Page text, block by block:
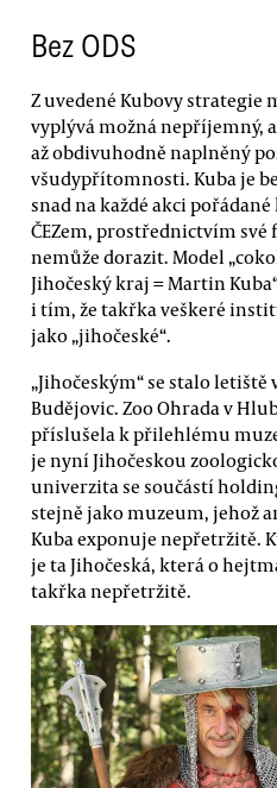
Bez ODS
Z uvedené Kubovy
vyplývá možná nepříjemný,
až obdivuhodně naplněný
všudypřítomnosti. Kuba je
snad na každé akci
ČEZem, prostřednictvím své
nemůže dorazit. Model
Jihočeský kraj = Martin
i tím, že takřka veškeré
jako „jihočeské“.
„Jihočeským“ se stalo letiště
Budějovic. Zoo Ohrada v
příslušela k přilehlému
je nyní Jihočeskou
univerzita se součástí
stejně jako muzeum, jehož
Kuba exponuje nepřetržitě.
je ta Jihočeská, která o
takřka nepřetržitě.